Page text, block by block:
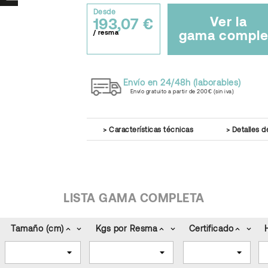
Desde
193,07 €
/ resma
Ver la
gama
Envío en 24/48h (laborables)
Envío gratuito a partir de 200€ (sin iva)
Características técnicas Detalles
LISTA GAMA COMPLETA
Tamaño (cm) keyboard_arrow_up keyboard_arrow_down Kgs por Resma keyboard_arrow_up keyboard_arrow_down Certificadokeyboard_arrow_up keyboard_arrow_down